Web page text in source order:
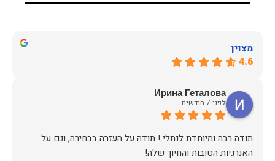
מצוין
4.6
Ирина Геталова
לפני 7 חודשים
​תודה רבה ומיוחדת לנתלי ! תודה על העזרה בבחירה, וגם על
האנרגיות הטובות והחיוך שלה!